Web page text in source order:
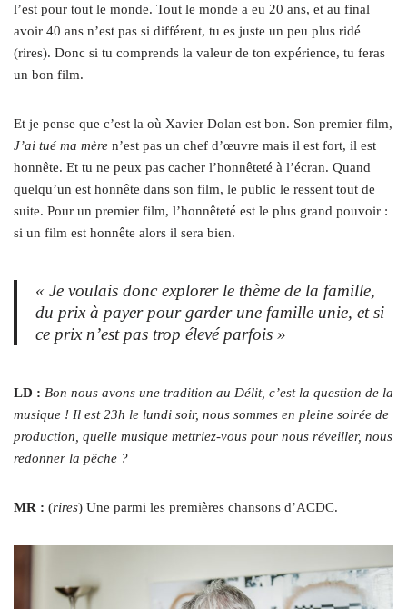
l’est pour tout le monde. Tout le monde a eu 20 ans, et au final
avoir 40 ans n’est pas si différent, tu es juste un peu plus ridé
(rires). Donc si tu comprends la valeur de ton expérience, tu feras
un bon film.
Et je pense que c’est la où Xavier Dolan est bon. Son premier film,
J’ai tué ma mère n’est pas un chef d’œuvre mais il est fort, il est
honnête. Et tu ne peux pas cacher l’honnêteté à l’écran. Quand
quelqu’un est honnête dans son film, le public le ressent tout de
suite. Pour un premier film, l’honnêteté est le plus grand pouvoir :
si un film est honnête alors il sera bien.
« Je voulais donc explorer le thème de la famille,
du prix à payer pour garder une famille unie, et si
ce prix n’est pas trop élevé parfois »
LD : Bon nous avons une tradition au Délit, c’est la question de la
musique ! Il est 23h le lundi soir, nous sommes en pleine soirée de
production, quelle musique mettriez-vous pour nous réveiller, nous
redonner la pêche ?
MR : (rires) Une parmi les premières chansons d’ACDC.